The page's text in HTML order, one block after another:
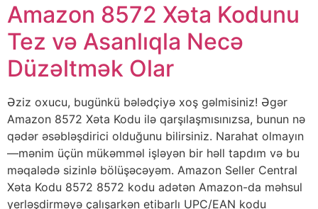
Amazon 8572 Xəta Kodunu
Tez və Asanlıqla Necə
Düzəltmək Olar
Əziz oxucu, bugünkü bələdçiyə xoş gəlmisiniz! Əgər
Amazon 8572 Xəta Kodu ilə qarşılaşmısınızsa, bunun nə
qədər əsəbləşdirici olduğunu bilirsiniz. Narahat olmayın
—mənim üçün mükəmməl işləyən bir həll tapdım və bu
məqalədə sizinlə bölüşəcəyəm. Amazon Seller Central
Xəta Kodu 8572 8572 kodu adətən Amazon-da məhsul
yerləşdirməyə çalışarkən etibarlı UPC/EAN kodu